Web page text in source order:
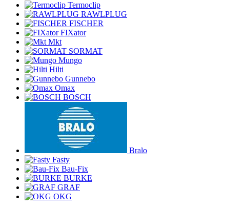
Termoclip
RAWLPLUG
FISCHER
FIXator
Mkt
SORMAT
Mungo
Hilti
Gunnebo
Omax
BOSCH
Bralo
Fasty
Bau-Fix
BURKE
GRAF
OKG